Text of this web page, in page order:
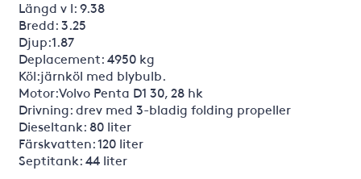
Längd v l: 9.38
Bredd: 3.25
Djup:1.87
Deplacement: 4950 kg
Köl:järnköl med blybulb.
Motor:Volvo Penta D1 30, 28 hk
Drivning: drev med 3-bladig folding propeller
Dieseltank: 80 liter
Färskvatten: 120 liter
Septitank: 44 liter